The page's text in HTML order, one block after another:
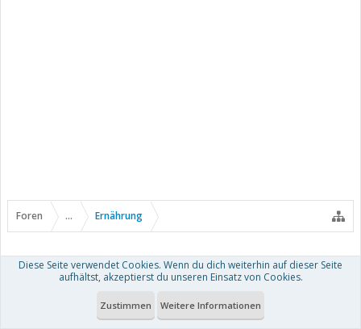
Foren ... Ernährung
Diese Seite verwendet Cookies. Wenn du dich weiterhin auf dieser Seite
aufhältst, akzeptierst du unseren Einsatz von Cookies.
Zustimmen Weitere Informationen